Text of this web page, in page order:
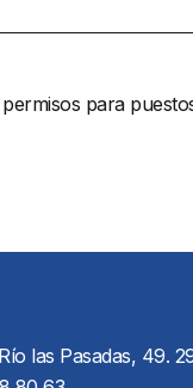
las Pasadas, 49.